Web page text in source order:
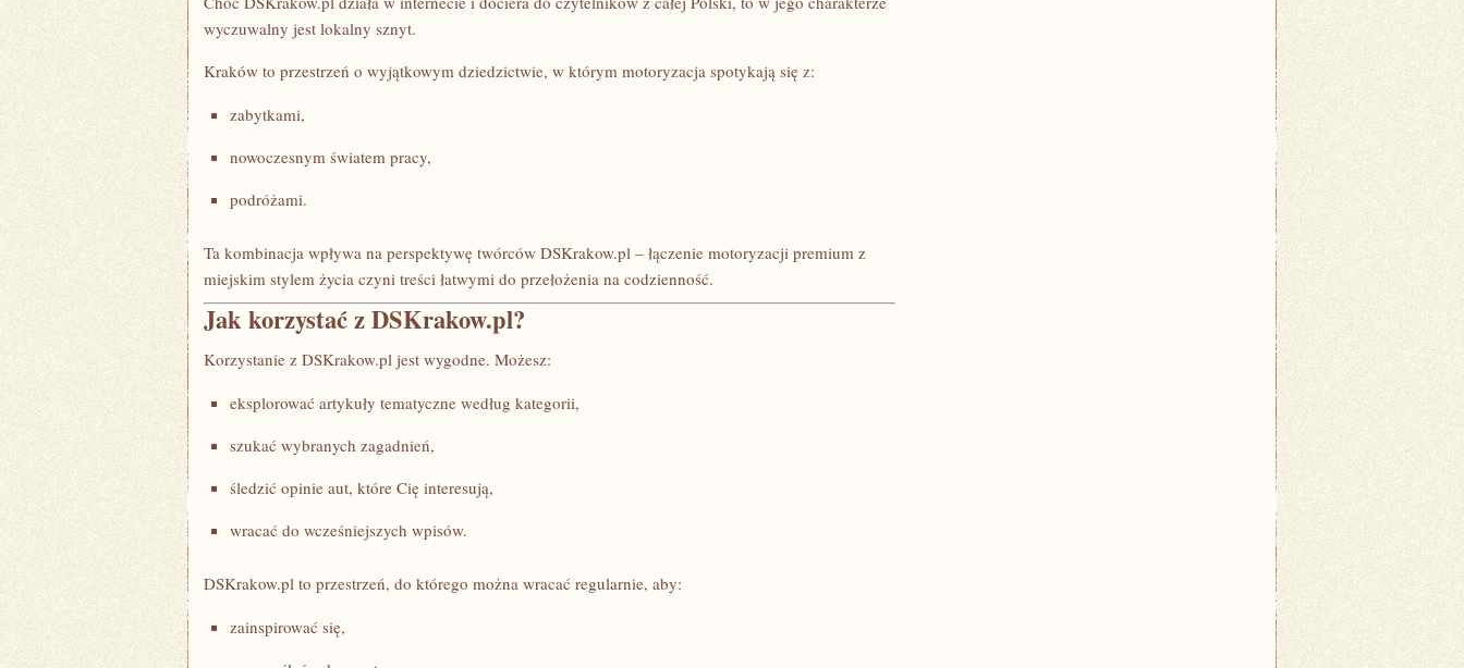
wyczuwalny jest lokalny sznyt.
Kraków to przestrzeń o wyjątkowym dziedzictwie, w którym motoryzacja spotykają się z:
zabytkami,
nowoczesnym światem pracy,
podróżami.
Ta kombinacja wpływa na perspektywę twórców DSKrakow.pl – łączenie motoryzacji premium z
miejskim stylem życia czyni treści łatwymi do przełożenia na codzienność.
Jak korzystać z DSKrakow.pl?
Korzystanie z DSKrakow.pl jest wygodne. Możesz:
eksplorować artykuły tematyczne według kategorii,
szukać wybranych zagadnień,
śledzić opinie aut, które Cię interesują,
wracać do wcześniejszych wpisów.
DSKrakow.pl to przestrzeń, do którego można wracać regularnie, aby:
zainspirować się,